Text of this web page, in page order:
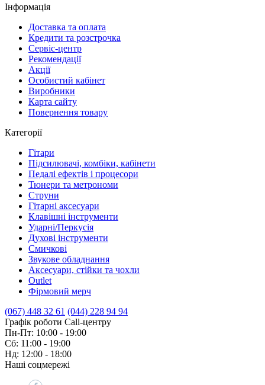
Інформація
Доставка та оплата
Кредити та розстрочка
Сервіc-центр
Рекомендації
Акції
Особистий кабінет
Виробники
Карта сайту
Повернення товару
Категорії
Гітари
Підсилювачі, комбіки, кабінети
Педалі ефектів і процесори
Тюнери та метрономи
Струни
Гітарні аксесуари
Клавішні інструменти
Ударні/Перкусія
Духові інструменти
Смичкові
Звукове обладнання
Аксесуари, стійки та чохли
Outlet
Фірмовий мерч
(067) 448 32 61 (044) 228 94 94
Графік роботи Call-центру
Пн-Пт: 10:00 - 19:00
Сб: 11:00 - 19:00
Нд: 12:00 - 18:00
Наші соцмережі